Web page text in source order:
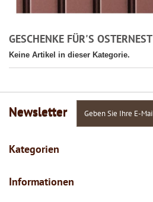
GESCHENKE FÜR'S OSTERNEST
Keine Artikel in dieser Kategorie.
Newsletter
Kategorien
Informationen